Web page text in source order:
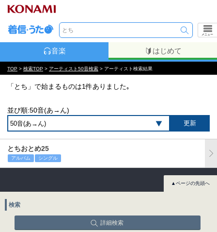
メニュー
音楽 はじめて
TOP > 検索TOP > アーティスト50音検索 > アーティスト検索結果
「とち」で始まるものは1件ありました｡
並び順:50音(あ→ん)
とちおとめ25
アルバム シングル
▲ページの先頭へ
検索
詳細検索